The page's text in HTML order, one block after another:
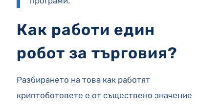
Как работи един
робот за търговия?
Разбирането на това как работят
криптоботовете е от съществено значение